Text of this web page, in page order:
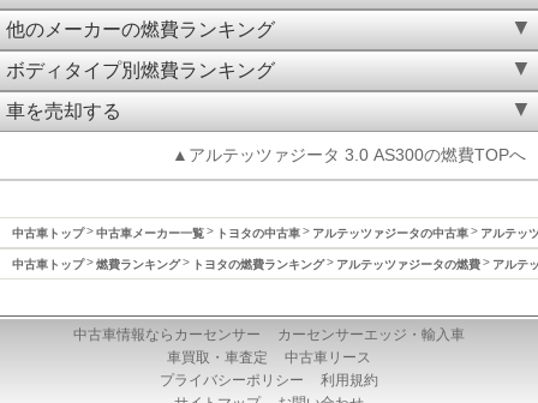
他のメーカーの燃費ランキング
ボディタイプ別燃費ランキング
車を売却する
▲アルテッツァジータ 3.0 AS300の燃費TOPへ
中古車トップ 中古車メーカー一覧 トヨタの中古車 アルテッツァジータの中古車 アルテッ
中古車トップ 燃費ランキング トヨタの燃費ランキング アルテッツァジータの燃費 アルテ
中古車情報ならカーセンサー
カーセンサーエッジ・輸入車
車買取・車査定
中古車リース
プライバシーポリシー
利用規約